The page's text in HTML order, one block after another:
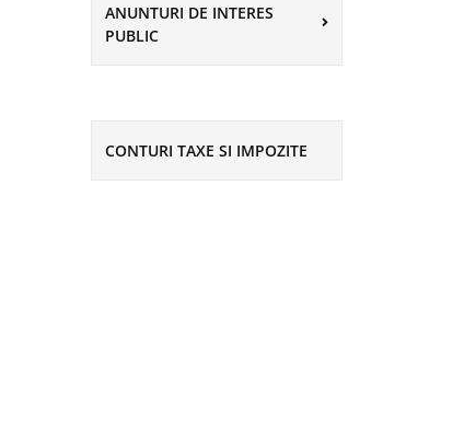
ANUNTURI DE INTERES
PUBLIC
CONTURI TAXE SI IMPOZITE